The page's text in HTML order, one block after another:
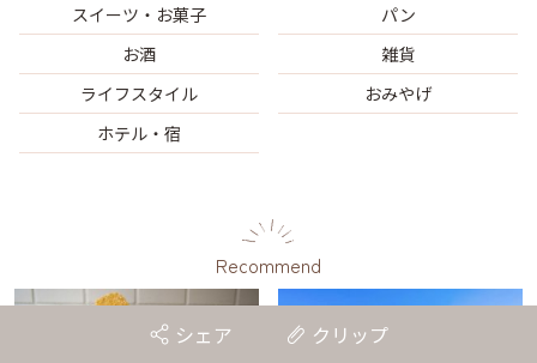
スイーツ・お菓子
パン
お酒
雑貨
ライフスタイル
おみやげ
ホテル・宿
Recommend
シェア クリップ